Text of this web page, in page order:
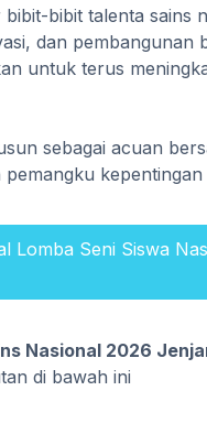
bibit talenta sains
dan pembangunan
untuk terus
sebagai acuan
Lomba Seni Siswa
Nasional 2026
di bawah ini